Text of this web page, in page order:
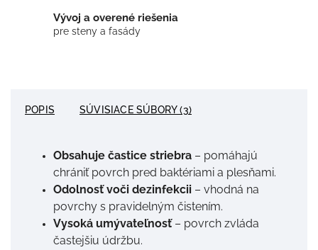
Vývoj a overené riešenia
pre steny a fasády
POPIS SÚVISIACE SÚBORY (3)
Obsahuje častice striebra – pomáhajú
chrániť povrch pred baktériami a plesňami.
Odolnosť voči dezinfekcii – vhodná na
povrchy s pravidelným čistením.
Vysoká umývateľnosť– povrch zvláda
častejšiu údržbu.